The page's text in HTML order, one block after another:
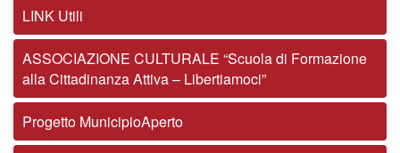
LINK Utili
ASSOCIAZIONE CULTURALE “Scuola di Formazione
alla Cittadinanza Attiva – Libertiamoci”
Progetto MunicipioAperto